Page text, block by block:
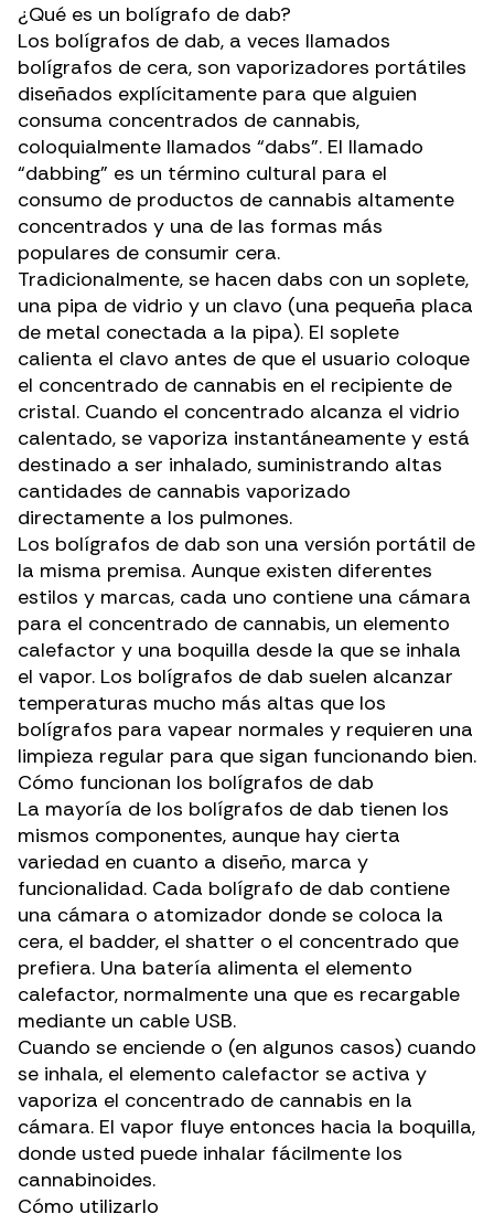
¿Qué es un bolígrafo de dab?
Los bolígrafos de dab, a veces llamados
bolígrafos de cera, son vaporizadores portátiles
diseñados explícitamente para que alguien
consuma concentrados de cannabis,
coloquialmente llamados “dabs”. El llamado
“dabbing” es un término cultural para el
consumo de productos de cannabis altamente
concentrados y una de las formas más
populares de consumir cera.
Tradicionalmente, se hacen dabs con un soplete,
una pipa de vidrio y un clavo (una pequeña placa
de metal conectada a la pipa). El soplete
calienta el clavo antes de que el usuario coloque
el concentrado de cannabis en el recipiente de
cristal. Cuando el concentrado alcanza el vidrio
calentado, se vaporiza instantáneamente y está
destinado a ser inhalado, suministrando altas
cantidades de cannabis vaporizado
directamente a los pulmones.
Los bolígrafos de dab son una versión portátil de
la misma premisa. Aunque existen diferentes
estilos y marcas, cada uno contiene una cámara
para el concentrado de cannabis, un elemento
calefactor y una boquilla desde la que se inhala
el vapor. Los bolígrafos de dab suelen alcanzar
temperaturas mucho más altas que los
bolígrafos para vapear normales y requieren una
limpieza regular para que sigan funcionando bien.
Cómo funcionan los bolígrafos de dab
La mayoría de los bolígrafos de dab tienen los
mismos componentes, aunque hay cierta
variedad en cuanto a diseño, marca y
funcionalidad. Cada bolígrafo de dab contiene
una cámara o atomizador donde se coloca la
cera, el badder, el shatter o el concentrado que
prefiera. Una batería alimenta el elemento
calefactor, normalmente una que es recargable
mediante un cable USB.
Cuando se enciende o (en algunos casos) cuando
se inhala, el elemento calefactor se activa y
vaporiza el concentrado de cannabis en la
cámara. El vapor fluye entonces hacia la boquilla,
donde usted puede inhalar fácilmente los
cannabinoides.
Cómo utilizarlo